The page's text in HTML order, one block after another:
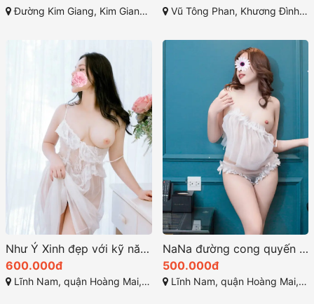
Đường Kim Giang, Kim Giang, Thanh Xuân, Hà Nội Vũ Tông Phan, Khương Đình, Thanh Xuân, Hà Nội
Như Ý Xinh đẹp với kỹ năng làm tình tuyệt vời
600.000đ
Lĩnh Nam, quận Hoàng Mai, Hà Nội, Việt Nam
NaNa đường cong quyến rũ là điểm nhấn hấp dẫn
500.000đ
Lĩnh Nam, quận Hoàng Mai, Hà Nội